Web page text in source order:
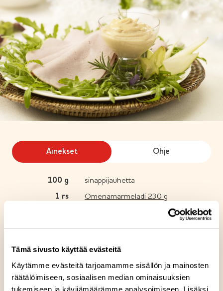
Tämä sivusto käyttää evästeitä
Käytämme evästeitä tarjoamamme sisällön ja mainosten
räätälöimiseen, sosiaalisen median ominaisuuksien
tukemiseen ja kävijämäärämme analysoimiseen. Lisäksi
Ainekset Ohje
100 g
sinappijauhetta
1 rs
Omenamarmeladi 230 g
0,5 dl omenamehua
Lisäksi jos haluat
1 rkl konjakkia